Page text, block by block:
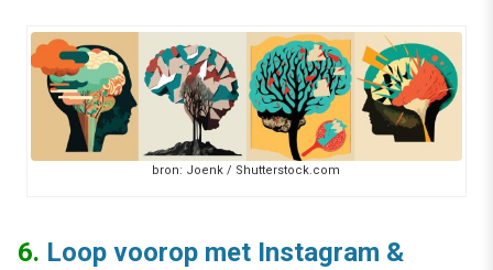
bron: Joenk / Shutterstock.com
6. Loop voorop met Instagram &